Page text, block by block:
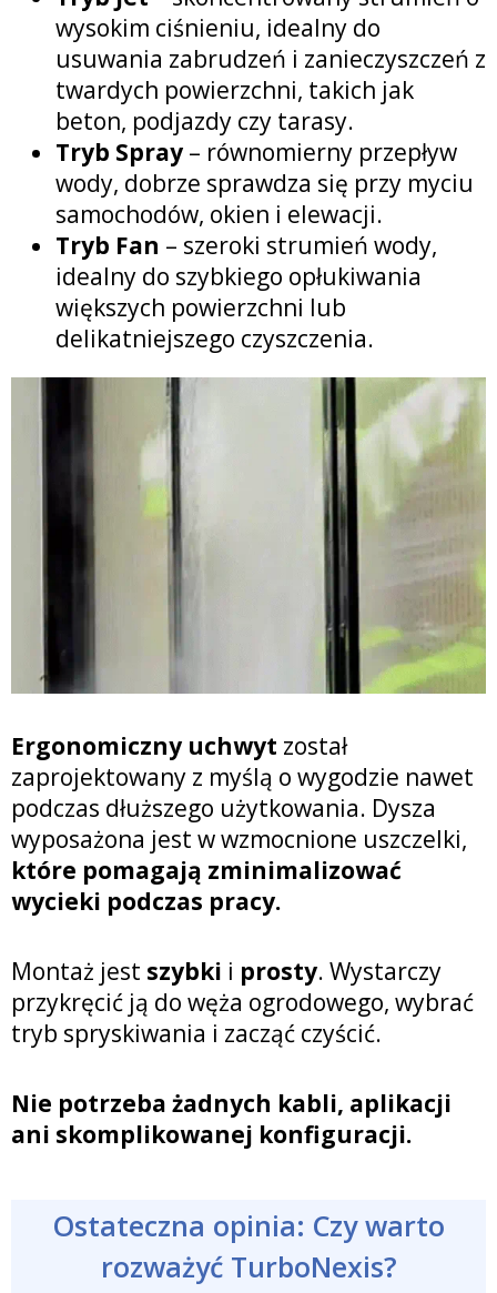
wysokim ciśnieniu, idealny do
usuwania zabrudzeń i zanieczyszczeń z
twardych powierzchni, takich jak
beton, podjazdy czy tarasy.
Tryb Spray – równomierny przepływ
wody, dobrze sprawdza się przy myciu
samochodów, okien i elewacji.
Tryb Fan – szeroki strumień wody,
idealny do szybkiego opłukiwania
większych powierzchni lub
delikatniejszego czyszczenia.
Ergonomiczny uchwyt został
zaprojektowany z myślą o wygodzie nawet
podczas dłuższego użytkowania. Dysza
wyposażona jest w wzmocnione uszczelki,
które pomagają zminimalizować
wycieki podczas pracy.
Montaż jest szybki i prosty. Wystarczy
przykręcić ją do węża ogrodowego, wybrać
tryb spryskiwania i zacząć czyścić.
Nie potrzeba żadnych kabli, aplikacji
ani skomplikowanej konfiguracji.
Ostateczna opinia: Czy warto
rozważyć TurboNexis?